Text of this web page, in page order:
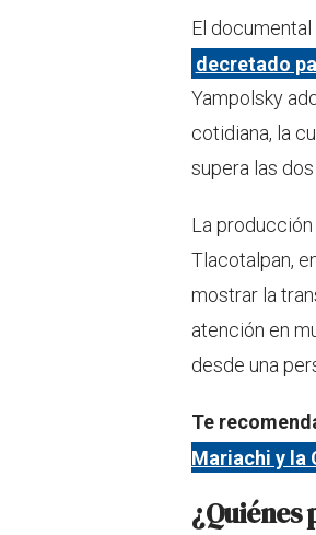
El
decretado
Yampolsky
cotidiana, la
supera las
La
Tlacotalpan,
mostrar la
atención en
desde una
Te
Mariachi y la